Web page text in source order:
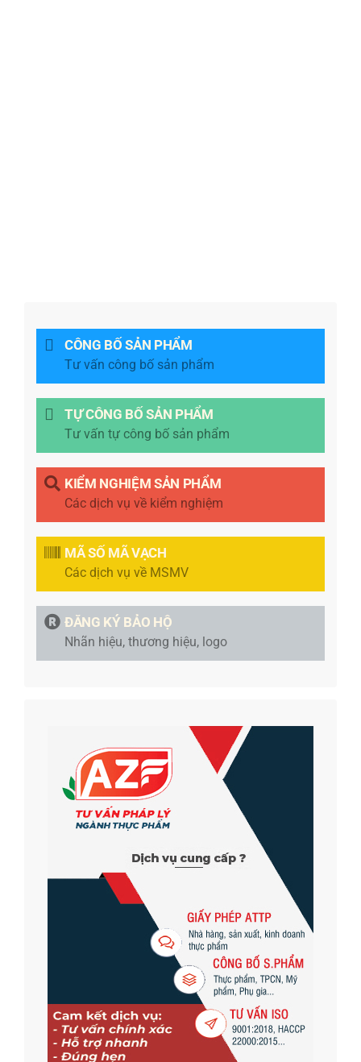
CÔNG BỐ SẢN PHẨM
Tư vấn công bố sản phẩm
TỰ CÔNG BỐ SẢN PHẨM
Tư vấn tự công bố sản phẩm
KIỂM NGHIỆM SẢN PHẨM
Các dịch vụ về kiểm nghiệm
MÃ SỐ MÃ VẠCH
Các dịch vụ về MSMV
ĐĂNG KÝ BẢO HỘ
Nhãn hiệu, thương hiệu, logo